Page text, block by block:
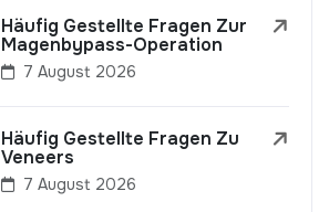
Häufig Gestellte Fragen Zur
Magenbypass-Operation
7 August 2026
Häufig Gestellte Fragen Zu
Veneers
7 August 2026